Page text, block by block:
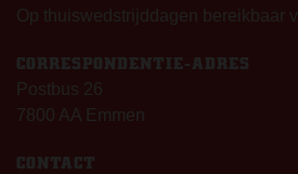
Op thuiswedstrijddagen bereikbaar
CORRESPONDENTIE-ADRES
Postbus 26
7800 AA Emmen
CONTACT